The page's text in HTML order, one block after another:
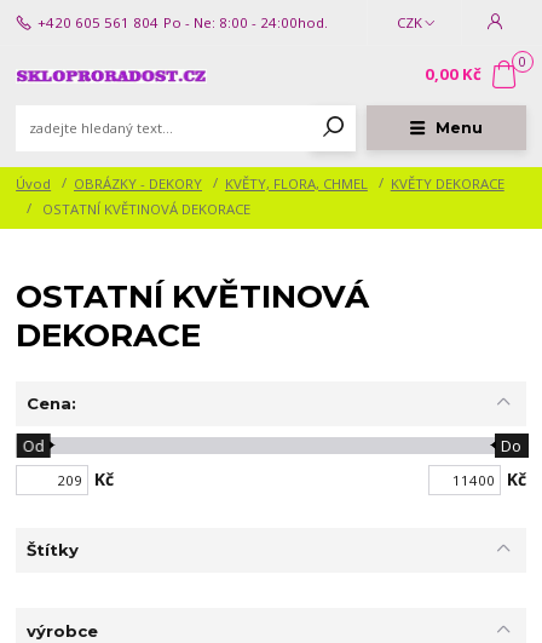
Menu
CZK
+420 605 561 804 Po - Ne: 8:00 - 24:00hod.
0
0,00 Kč
Úvod OBRÁZKY - DEKORY KVĚTY, FLORA, CHMEL
KVĚTY DEKORACE
OSTATNÍ KVĚTINOVÁ DEKORACE
OSTATNÍ KVĚTINOVÁ
DEKORACE
Cena:
Kč
Od Do
Kč
Štítky
výrobce